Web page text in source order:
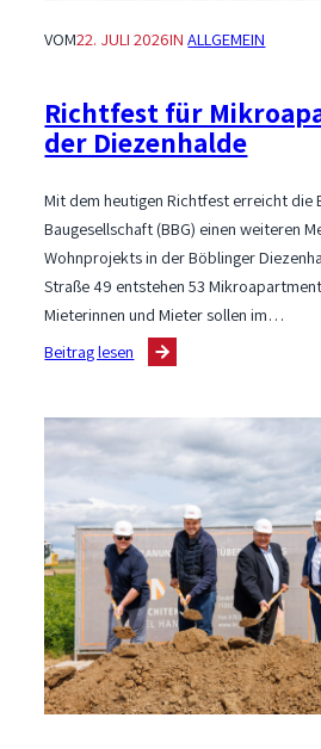
VOM22. JULI 2026INALLGEMEIN
Richtfest für
der Diezenhalde
Mit dem heutigen Richtfest erreicht die
Baugesellschaft (BBG) einen weiteren
Wohnprojekts in der Böblinger
Straße 49 entstehen 53
Mieterinnen und Mieter sollen im…
Beitrag lesen
Richtfest
Mikroapartments
Diezenhalde